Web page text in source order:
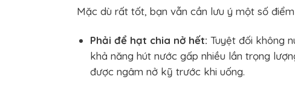
Mặc dù rất tốt, bạn vẫn cần lưu ý một số
Phải để hạt chia nở hết: Tuyệt đối không
khả năng hút nước gấp nhiều lần trọng
được ngâm nở kỹ trước khi uống.